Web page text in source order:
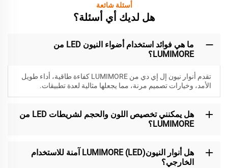
أسئلة شائعة
هل لديك أي أسئلة؟
ما هي فوائد استخدام أضواء النيون LED من
LUMIMORE؟
تقدم أنوار نيون إل إي دي من LUMIMORE كفاءة طاقية، أداء طويل
الأمد، وخيارات تصميم مرنة، مما يجعلها مثالية لعدة تطبيقات.
هل يمكنني تخصيص اللون والحجم لشريطات LED من
LUMIMORE؟
هل أنوار النيون(LED) LUMIMORE آمنة للاستخدام
الخارجي؟